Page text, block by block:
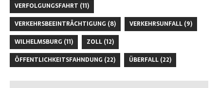
VERFOLGUNGSFAHRT (11)
VERKEHRSBEEINTRÄCHTIGUNG (8) VERKEHRSUNFALL (9)
WILHELMSBURG (11) ZOLL (12)
ÖFFENTLICHKEITSFAHNDUNG (22) ÜBERFALL (22)